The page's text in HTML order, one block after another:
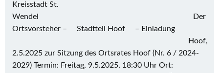
Kreisstadt St.
Wendel Der
Ortsvorsteher – Stadtteil Hoof – Einladung
Hoof,
2.5.2025 zur Sitzung des Ortsrates Hoof (Nr. 6 / 2024-
2029) Termin: Freitag, 9.5.2025, 18:30 Uhr Ort: